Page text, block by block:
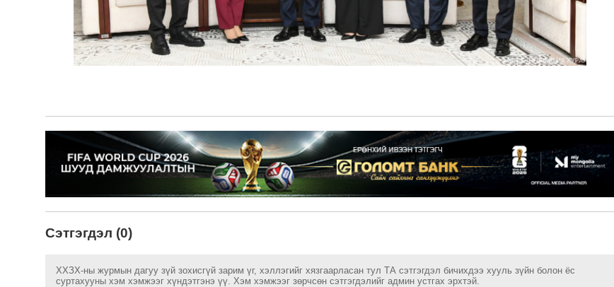
Сэтгэгдэл (0)
ХХЗХ-ны журмын дагуу зүй зохисгүй зарим үг, хэллэгийг хязгаарласан тул ТА сэтгэгдэл бичихдээ хууль зүйн болон ёс
суртахууны хэм хэмжээг хүндэтгэнэ үү. Хэм хэмжээг зөрчсөн сэтгэгдэлийг админ устгах эрхтэй.